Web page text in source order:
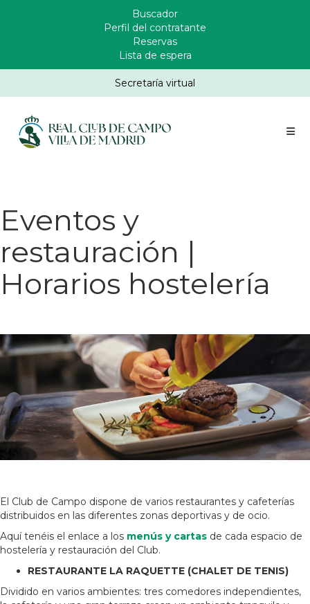
Enlaces
Header
Buscador
Perfil del contratante
Reservas
Lista de espera
Secretaría virtual
Eventos y
restauración |
Horarios hostelería
El Club de Campo dispone de varios restaurantes y cafeterías
distribuidos en las diferentes zonas deportivas y de ocio.
Aquí tenéis el enlace a los menús y cartas de cada espacio de
hostelería y restauración del Club.
RESTAURANTE LA RAQUETTE (CHALET DE TENIS)
Dividido en varios ambientes: tres comedores independientes,